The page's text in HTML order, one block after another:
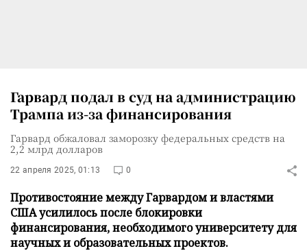
Гарвард подал в суд на администрацию
Трампа из-за финансирования
Гарвард обжаловал заморозку федеральных средств на
2,2 млрд долларов
22 апреля 2025, 01:13 0
Противостояние между Гарвардом и властями
США усилилось после блокировки
финансирования, необходимого университету для
научных и образовательных проектов.